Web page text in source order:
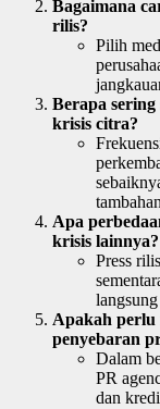
Bagaimana
rilis?
Pilih
Berapa
krisis citra?
Apa
krisis lainnya?
Press
Apakah perlu
penyebaran
Dalam
PR
dan